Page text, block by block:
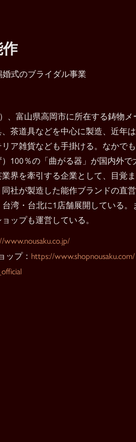
式のブライダル事業
、富山県高岡市に所在する鋳物メ
茶道具などを中心に製造、近年
ア雑貨なども手掛ける。なかでも
100％の「曲がる器」が国内外で
界を牽引する企業として、目覚
社が製造した能作ブランドの直
湾・台北に1店舗展開している。
ップも運営している。
www.nousaku.co.jp/
ップ： https://www.shopnousaku.com/